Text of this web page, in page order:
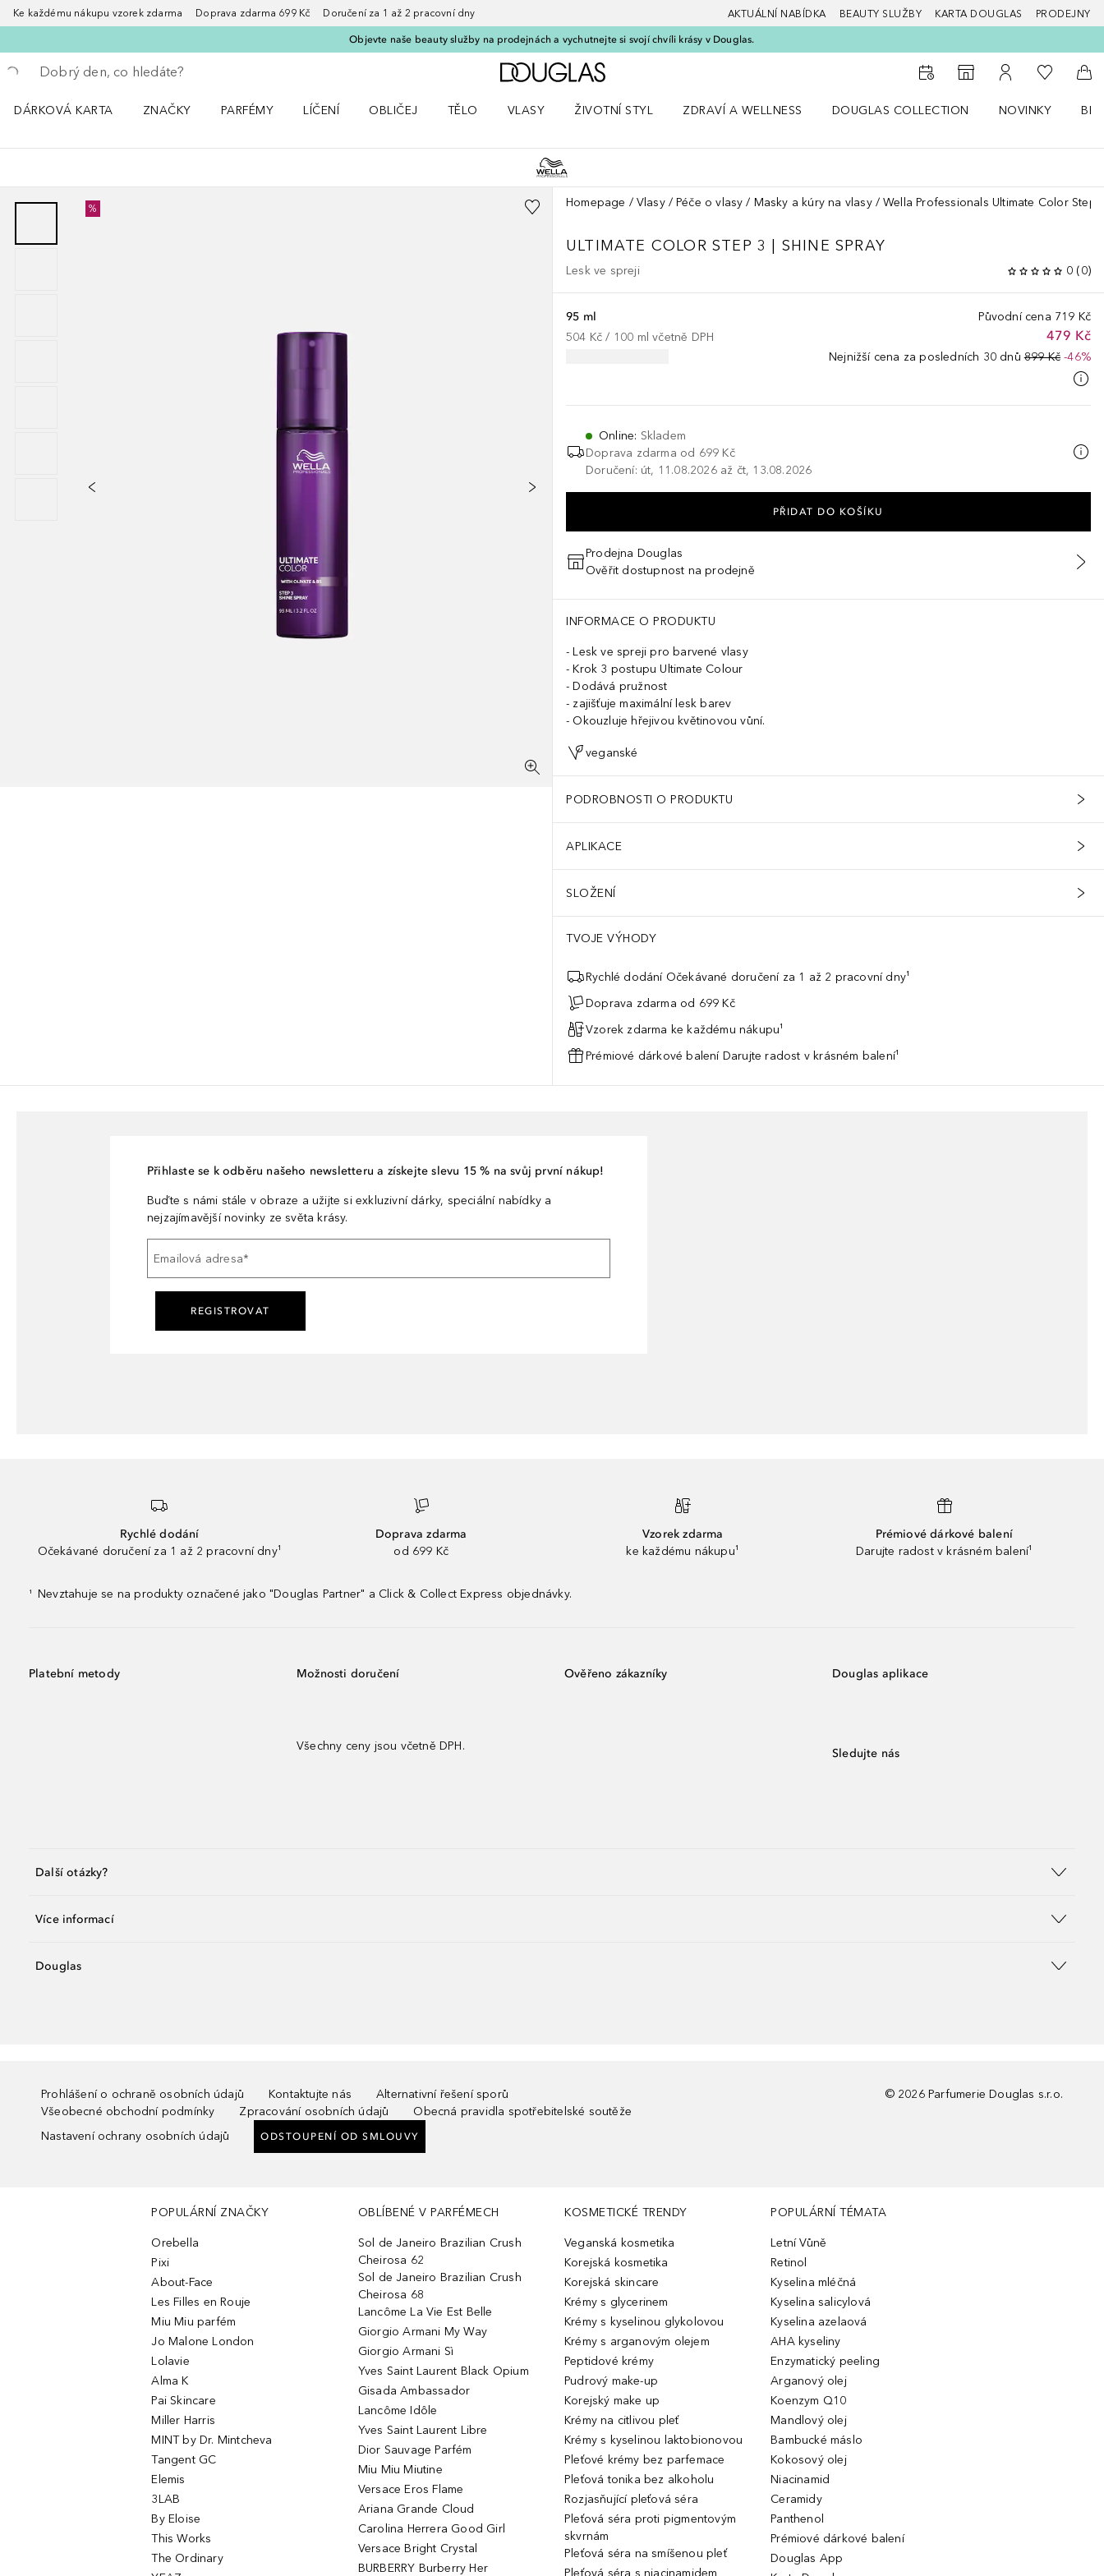
Ke každému nákupu vzorek zdarma Doprava zdarma 699 Kč Doručení za 1 až 2 pracovní dny AKTUÁLNÍ NABÍDKA BEAUTY SLUŽBY KARTA DOUGLAS PRODEJNY
Objevte naše beauty služby na prodejnách a vychutnejte si svojí chvíli krásy v Douglas.
Vraťte se
Proveďte vyhledávání
Domů
K vyhledávači prodejen
K mému účtu
K mému
Do
DÁRKOVÁ KARTA
ZNAČKY
PARFÉMY
LÍČENÍ
OBLIČEJ
TĚLO
VLASY
ŽIVOTNÍ STYL
ZDRAVÍ A WELLNESS
DOUGLAS COLLECTION
NOVINKY
% Homepage Vlasy Péče o vlasy Masky a kúry na vlasy Wella Professionals Ultimate Color Step
ULTIMATE COLOR STEP 3 | SHINE SPRAY
Lesk ve spreji 0 (0)
Původní cena 719 Kč
479 Kč
Nejnižší cena za posledních 30 dnů 899 Kč-46%
95 ml
504 Kč / 100 ml včetně DPH
Online: Skladem
Doprava zdarma od 699 Kč
Doručení: út, 11.08.2026 až čt, 13.08.2026
PŘIDAT DO KOŠÍKU
Prodejna Douglas
Ověřit dostupnost na prodejně
INFORMACE O PRODUKTU
Lesk ve spreji pro barvené vlasy
Krok 3 postupu Ultimate Colour
Dodává pružnost
zajišťuje maximální lesk barev
Okouzluje hřejivou květinovou vůní.
veganské
PODROBNOSTI O PRODUKTU
APLIKACE
SLOŽENÍ
TVOJE VÝHODY
Rychlé dodání Očekávané doručení za 1 až 2 pracovní dny¹
Doprava zdarma od 699 Kč
Vzorek zdarma ke každému nákupu¹
Prémiové dárkové balení Darujte radost v krásném balení¹
Přihlaste se k odběru našeho newsletteru a získejte slevu 15 % na svůj první nákup!
Buďte s námi stále v obraze a užijte si exkluzivní dárky, speciální nabídky a
nejzajímavější novinky ze světa krásy.
Emailová adresa*
REGISTROVAT
Rychlé dodání
Očekávané doručení za 1 až 2 pracovní dny¹
Doprava zdarma
od 699 Kč
Vzorek zdarma
ke každému nákupu¹
Prémiové dárkové balení
Darujte radost v krásném balení¹
¹ Nevztahuje se na produkty označené jako "Douglas Partner" a Click & Collect Express objednávky.
Platební metody Možnosti doručení
Všechny ceny jsou včetně DPH.
Ověřeno zákazníky Douglas aplikace
Sledujte nás
Další otázky?
Více informací
Douglas
Prohlášení o ochraně osobních údajů Kontaktujte nás
Alternativní řešení sporů
Všeobecné obchodní podmínky
Zpracování osobních údajů
Obecná pravidla spotřebitelské soutěže
Nastavení ochrany osobních údajů
ODSTOUPENÍ OD SMLOUVY
© 2026 Parfumerie Douglas s.r.o.
POPULÁRNÍ ZNAČKY
Orebella
Pixi
About-Face
Les Filles en Rouje
Miu Miu parfém
Jo Malone London
Lolavie
Alma K
Pai Skincare
Miller Harris
MINT by Dr. Mintcheva
Tangent GC
Elemis
3LAB
By Eloise
This Works
The Ordinary
OBLÍBENÉ V PARFÉMECH
Sol de Janeiro Brazilian Crush
Cheirosa 62
Sol de Janeiro Brazilian Crush
Cheirosa 68
Lancôme La Vie Est Belle
Giorgio Armani My Way
Giorgio Armani Sì
Yves Saint Laurent Black Opium
Gisada Ambassador
Lancôme Idôle
Yves Saint Laurent Libre
Dior Sauvage Parfém
Miu Miu Miutine
Versace Eros Flame
Ariana Grande Cloud
Carolina Herrera Good Girl
Versace Bright Crystal
BURBERRY Burberry Her
KOSMETICKÉ TRENDY
Veganská kosmetika
Korejská kosmetika
Korejská skincare
Krémy s glycerinem
Krémy s kyselinou glykolovou
Krémy s arganovým olejem
Peptidové krémy
Pudrový make-up
Korejský make up
Krémy na citlivou pleť
Krémy s kyselinou laktobionovou
Pleťové krémy bez parfemace
Pleťová tonika bez alkoholu
Rozjasňující pleťová séra
Pleťová séra proti pigmentovým
skvrnám
Pleťová séra na smíšenou pleť
Pleťová séra s niacinamidem
POPULÁRNÍ TÉMATA
Letní Vůně
Retinol
Kyselina mléčná
Kyselina salicylová
Kyselina azelaová
AHA kyseliny
Enzymatický peeling
Arganový olej
Koenzym Q10
Mandlový olej
Bambucké máslo
Kokosový olej
Niacinamid
Ceramidy
Panthenol
Prémiové dárkové balení
Douglas App